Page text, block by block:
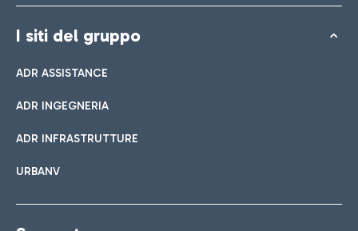
I siti del gruppo
ADR ASSISTANCE
ADR INGEGNERIA
ADR INFRASTRUTTURE
URBANV